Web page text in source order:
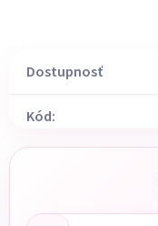
Dostupnosť
Kód: